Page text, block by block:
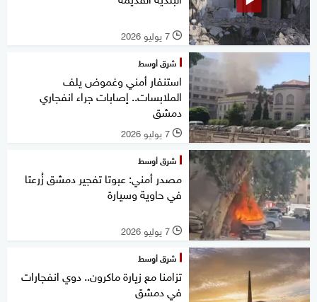
l 7 يوليو 2026
شرق أوسط
استنفار أمني وغموض يلف
الملابسات.. إصابات جراء انفجاري
دمشق
l 7 يوليو 2026
شرق أوسط
مصدر أمني: عبوتا تفجير دمشق زُرعتا
في حاوية وسيارة
l 7 يوليو 2026
شرق أوسط
تزامنا مع زيارة ماكرون.. دوي انفجارات
في دمشق